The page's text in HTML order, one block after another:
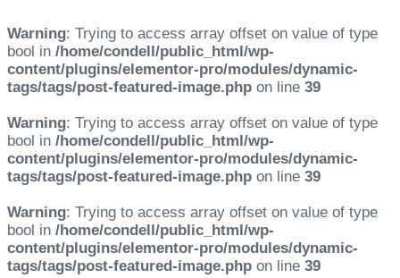
Warning: Trying to access array offset on value of type
bool in /home/condell/public_html/wp-
content/plugins/elementor-pro/modules/dynamic-
tags/tags/post-featured-image.php on line 39
Warning: Trying to access array offset on value of type
bool in /home/condell/public_html/wp-
content/plugins/elementor-pro/modules/dynamic-
tags/tags/post-featured-image.php on line 39
Warning: Trying to access array offset on value of type
bool in /home/condell/public_html/wp-
content/plugins/elementor-pro/modules/dynamic-
tags/tags/post-featured-image.php on line 39